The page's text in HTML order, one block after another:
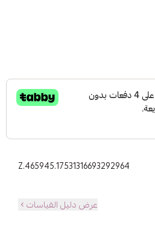
Z.465945.17531316693292964
عرض دليل القياسات